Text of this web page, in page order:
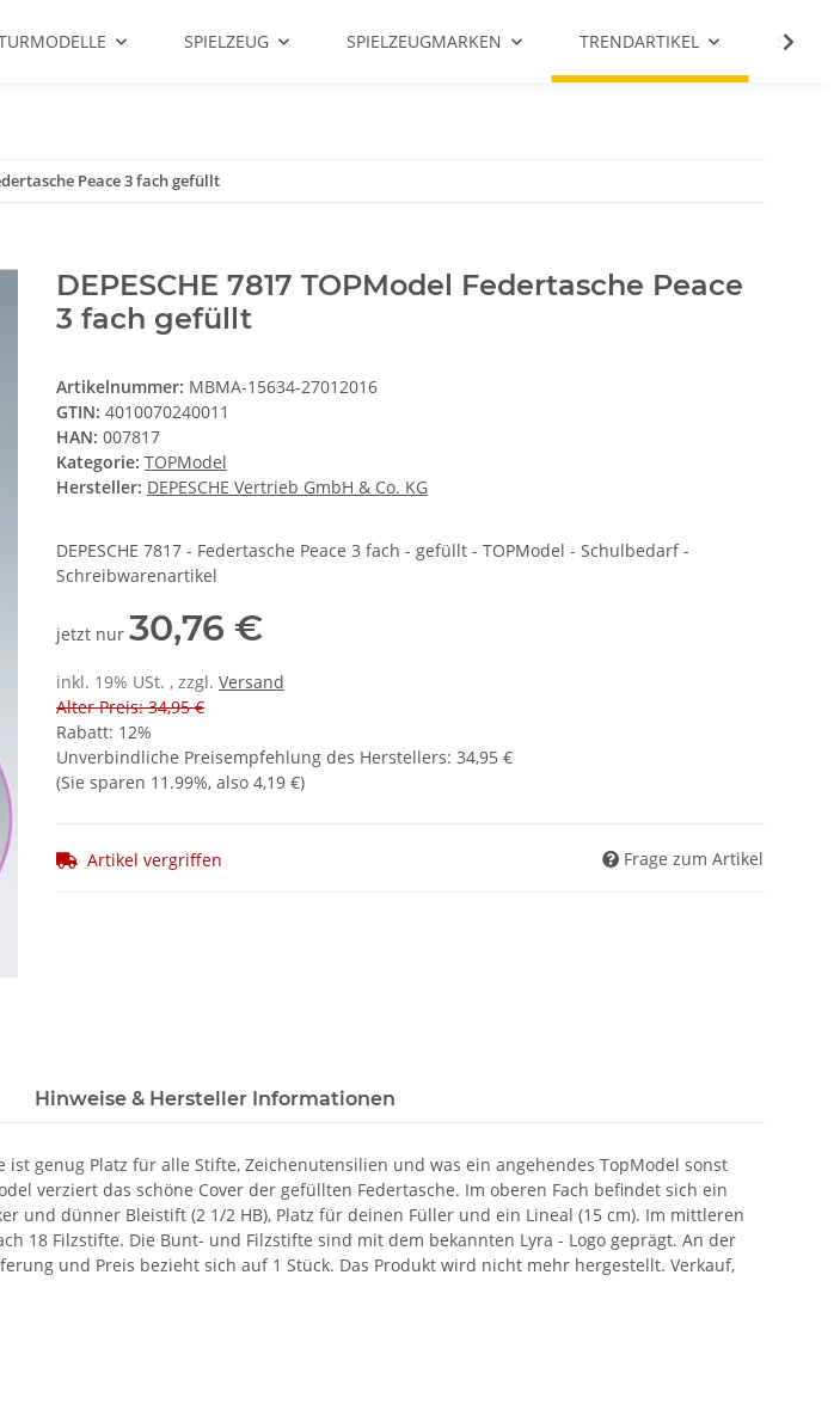
SPIELZEUG SPIELZEUGMARKEN TRENDARTIKEL SALE %
Peace 3 fach gefüllt
DEPESCHE 7817 TOPModel Federtasche Peace
3 fach gefüllt
Artikelnummer: MBMA-15634-27012016
GTIN: 4010070240011
HAN: 007817
Kategorie: TOPModel
Hersteller: DEPESCHE Vertrieb GmbH & Co. KG
DEPESCHE 7817 - Federtasche Peace 3 fach - gefüllt - TOPModel - Schulbedarf -
Schreibwarenartikel
jetzt nur 30,76 €
inkl. 19% USt. , zzgl. Versand
Alter Preis: 34,95 €
Rabatt: 12%
Unverbindliche Preisempfehlung des Herstellers: 34,95 €
(Sie sparen 11.99%, also 4,19 €)
Artikel vergriffen Frage zum Artikel
Hinweise & Hersteller Informationen
ist genug Platz für alle Stifte, Zeichenutensilien und was ein angehendes TopModel sonst
verziert das schöne Cover der gefüllten Federtasche. Im oberen Fach befindet sich ein
und dünner Bleistift (2 1/2 HB), Platz für deinen Füller und ein Lineal (15 cm). Im mittleren
18 Filzstifte. Die Bunt- und Filzstifte sind mit dem bekannten Lyra - Logo geprägt. An der
und Preis bezieht sich auf 1 Stück. Das Produkt wird nicht mehr hergestellt. Verkauf,